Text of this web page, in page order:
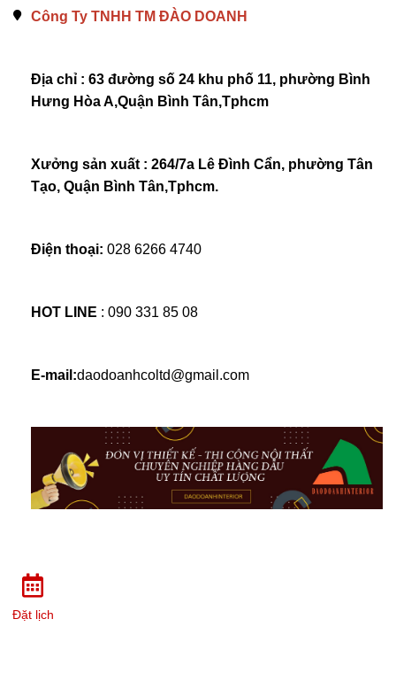
Công Ty TNHH TM ĐÀO DOANH
Địa chỉ : 63 đường số 24 khu phố 11, phường Bình
Hưng Hòa A,Quận Bình Tân,Tphcm
Xưởng sản xuất : 264/7a Lê Đình Cẩn, phường Tân
Tạo, Quận Bình Tân,Tphcm.
Điện thoại: 028 6266 4740
HOT LINE : 090 331 85 08
E-mail:daodoanhcoltd@gmail.com
Đặt lịch